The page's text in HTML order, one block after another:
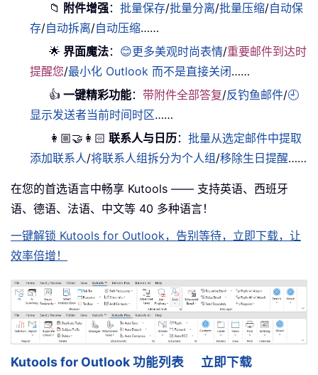
📁 附件增强：批量保存/批量分离/批量压缩/自动保
存/自动拆离/自动压缩……
🌟 界面魔法： 😊更多美观时尚表情/重要邮件到达时
提醒您/最小化 Outlook 而不是直接关闭……
👍 一键精彩功能：带附件全部答复/反钓鱼邮件/🕘
显示发送者当前时间时区……
👩🏼‍🤝‍👩🏻 联系人与日历：批量从选定邮件中提取
添加联系人/将联系人组拆分为个人组 /移除生日提醒……
在您的首选语言中畅享 Kutools —— 支持英语、西班牙
语、德语、法语、中文等 40 多种语言！
一键解锁 Kutools for Outlook，告别等待，立即下载，让
效率倍增！
Kutools for Outlook 功能列表
立即下载